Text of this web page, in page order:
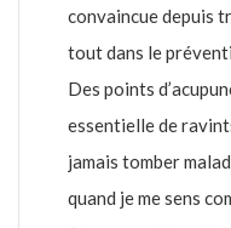
convaincue depuis
tout dans le
Des points
essentielle de
jamais tomber
quand je me sens